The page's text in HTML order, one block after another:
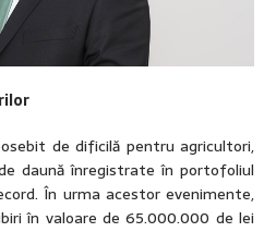
de dificilă pentru agricultori,
daună înregistrate în portofoliul
În urma acestor evenimente,
în valoare de 65.000.000 de lei